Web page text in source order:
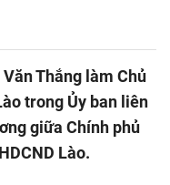
Thắng làm Chủ
trong Ủy ban liên
giữa Chính phủ
Lào.